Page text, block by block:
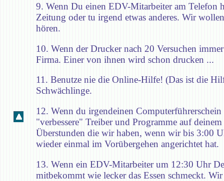
9. Wenn Du einen EDV-Mitarbeiter am Telefon
Zeitung oder tu irgend etwas anderes. Wir
hören.
10. Wenn der Drucker nach 20 Versuchen
Firma. Einer von ihnen wird schon drucken ...
11. Benutze nie die Online-Hilfe! (Das ist die
Schwächlinge.
12. Wenn du irgendeinen
"verbessere" Treiber und Programme auf
Überstunden die wir haben, wenn wir bis 3:00
wieder einmal im Vorübergehen angerichtet hat.
13. Wenn ein EDV-Mitarbeiter um 12:30 Uhr
mitbekommt wie lecker das Essen schmeckt.